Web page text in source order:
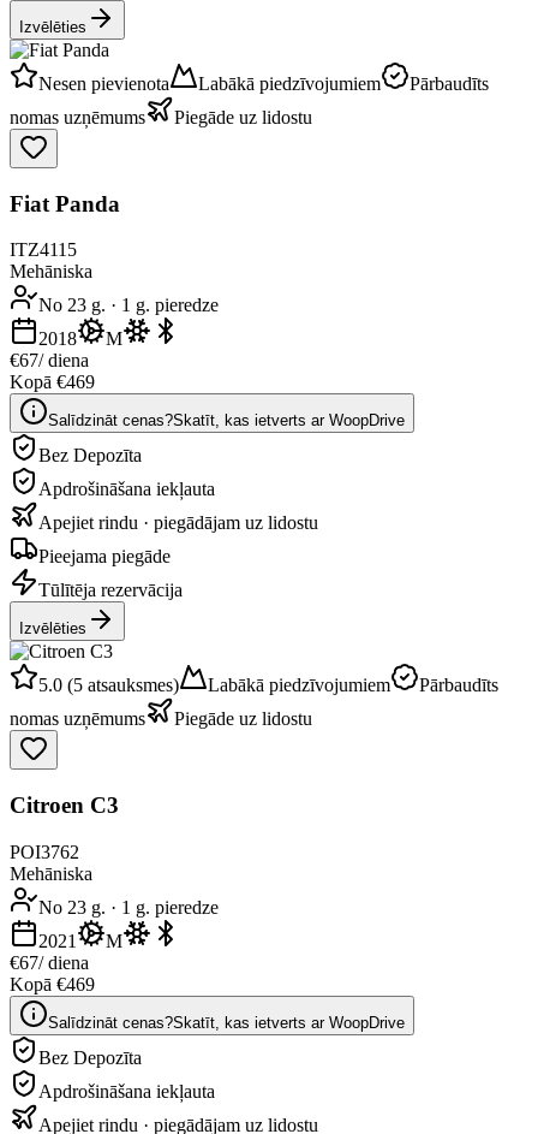
Izvēlēties
Nesen pievienota Labākā piedzīvojumiem
Pārbaudīts
nomas uzņēmums
Piegāde uz lidostu
Fiat Panda
ITZ4115
Mehāniska
No 23 g. · 1 g. pieredze
2018
M
€67/ diena
Kopā €469
Salīdzināt cenas?Skatīt, kas ietverts ar WoopDrive
Bez Depozīta
Apdrošināšana iekļauta
Apejiet rindu · piegādājam uz lidostu
Pieejama piegāde
Tūlītēja rezervācija
Izvēlēties
5.0 (5 atsauksmes) Labākā piedzīvojumiem
Pārbaudīts
nomas uzņēmums
Piegāde uz lidostu
Citroen C3
POI3762
Mehāniska
No 23 g. · 1 g. pieredze
2021
M
€67/ diena
Kopā €469
Salīdzināt cenas?Skatīt, kas ietverts ar WoopDrive
Bez Depozīta
Apdrošināšana iekļauta
Apejiet rindu · piegādājam uz lidostu